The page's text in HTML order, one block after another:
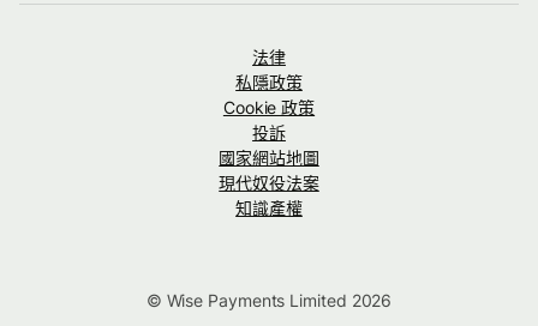
法律
私隱政策
Cookie 政策
投訴
國家網站地圖
現代奴役法案
知識產權
© Wise Payments Limited 2026